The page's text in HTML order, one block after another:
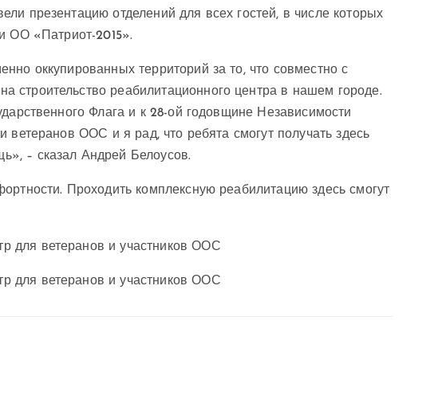
презентацию отделений для всех гостей, в числе которых
ОО «Патриот-2015».
оккупированных территорий за то, что совместно с
реабилитационного центра в нашем городе.
Флага и к 28-ой годовщине Независимости
ветеранов ООС и я рад, что ребята смогут получать здесь
– сказал Андрей Белоусов.
Проходить комплексную реабилитацию здесь смогут